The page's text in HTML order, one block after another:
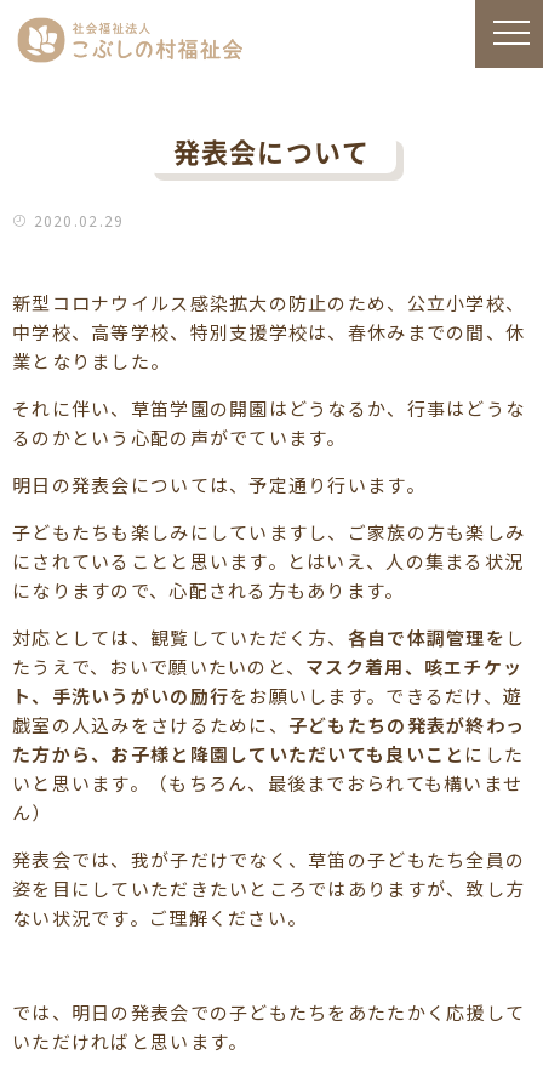
発表会について
2020.02.29
新型コロナウイルス感染拡大の防止のため、公立小学校、
中学校、高等学校、特別支援学校は、春休みまでの間、休
業となりました。
それに伴い、草笛学園の開園はどうなるか、行事はどうな
るのかという心配の声がでています。
明日の発表会については、予定通り行います。
子どもたちも楽しみにしていますし、ご家族の方も楽しみ
にされていることと思います。とはいえ、人の集まる状況
になりますので、心配される方もあります。
対応としては、観覧していただく方、 各自で体調管理を し
たうえで、おいで願いたいのと、 マスク着用、咳エチケッ
ト、手洗いうがいの励行をお願いします。できるだけ、遊
戯室の人込みをさけるために、 子どもたちの発表が終わっ
た方から、お子様と降園していただいても良いこと にした
いと思います。（もちろん、最後までおられても構いませ
ん）
発表会では、我が子だけでなく、草笛の子どもたち全員の
姿を目にしていただきたいところではありますが、致し方
ない状況です。ご理解ください。
では、明日の発表会での子どもたちをあたたかく応援して
いただければと思います。